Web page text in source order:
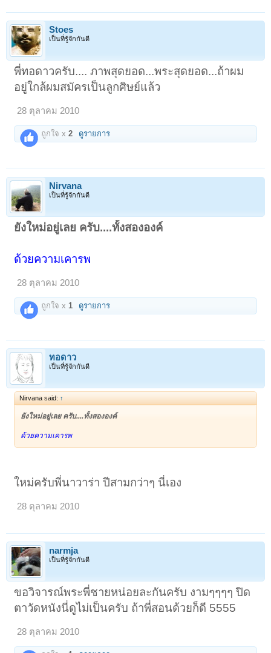
Stoes
เป็นที่รู้จักกันดี
พี่ทอดาวครับ.... ภาพสุดยอด...พระสุดยอด...ถ้าผม
อยู่ใกล้ผมสมัครเป็นลูกศิษย์แล้ว
28 ตุลาคม 2010
ถูกใจ x2 ดูรายการ
Nirvana
เป็นที่รู้จักกันดี
ยังใหม่อยู่เลย ครับ....ทั้งสององค์
ด้วยความเคารพ
28 ตุลาคม 2010
ถูกใจ x 1 ดูรายการ
ทอดาว
เป็นที่รู้จักกันดี
Nirvana said: ↑
ยังใหม่อยู่เลย ครับ....ทั้งสององค์
ด้วยความเคารพ
ใหม่ครับพี่นาวาร่า ปีสามกว่าๆ นี่เอง
28 ตุลาคม 2010
narmja
เป็นที่รู้จักกันดี
ขอวิจารณ์พระพี่ชายหน่อยละกันครับ งามๆๆๆๆ ปิด
ตาวัดหนังนี่ดูไม่เป็นครับ ถ้าพี่สอนด้วยก็ดี 5555
28 ตุลาคม 2010